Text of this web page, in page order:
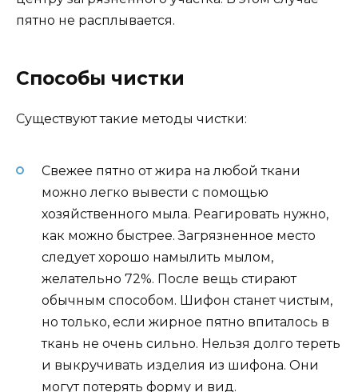
пятно не расплывается.
Способы чистки
Существуют такие методы чистки:
Свежее пятно от жира на любой ткани
можно легко вывести с помощью
хозяйственного мыла. Реагировать нужно,
как можно быстрее. Загрязненное место
следует хорошо намылить мылом,
желательно 72%. После вещь стирают
обычным способом. Шифон станет чистым,
но только, если жирное пятно впиталось в
ткань не очень сильно. Нельзя долго тереть
и выкручивать изделия из шифона. Они
могут потерять форму и вид.